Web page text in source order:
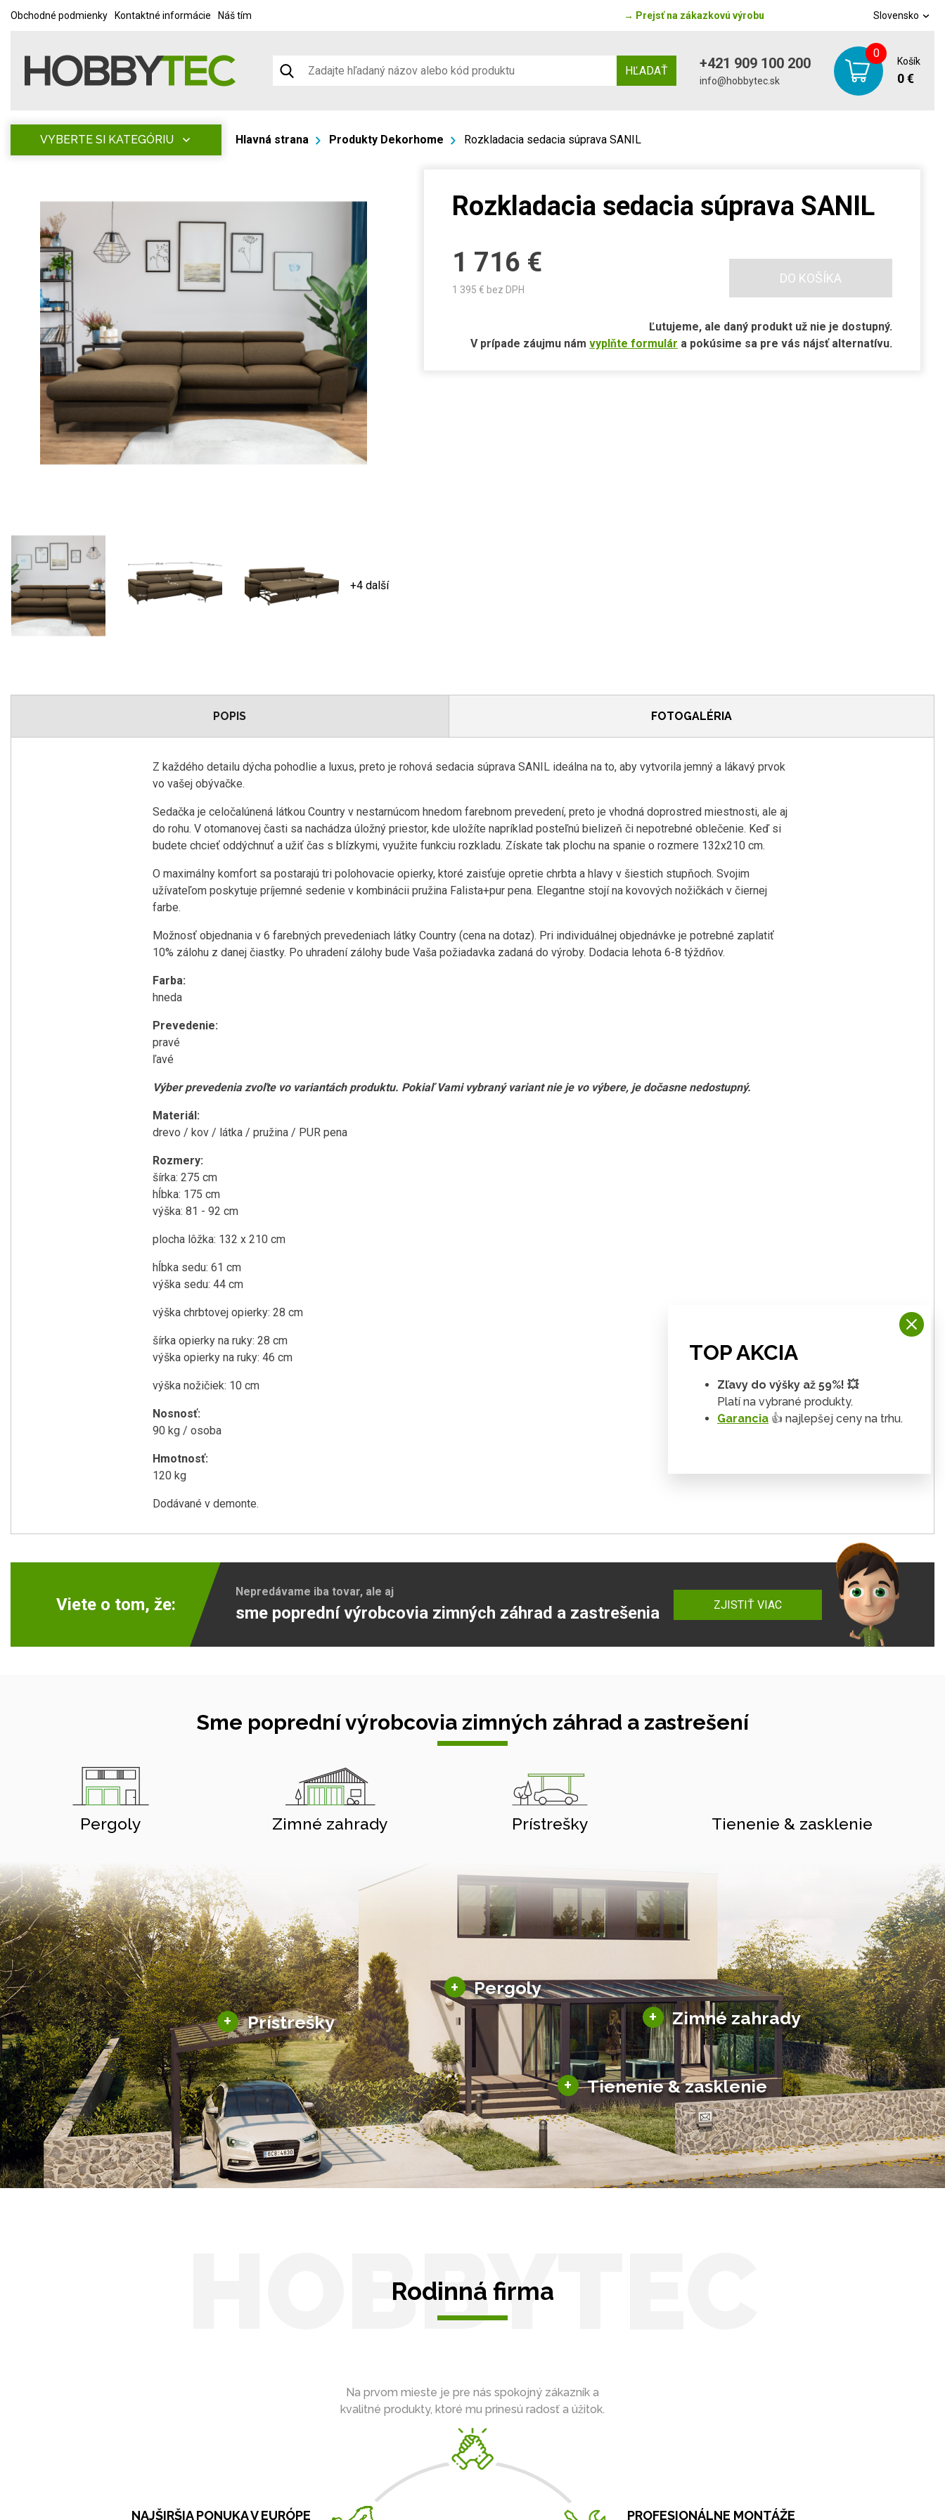
Obchodné podmienky Kontaktné informácie Náš tím → Prejsť na zákazkovú výrobu Slovensko
HĽADAŤ +421 909 100 200
info@hobbytec.sk
0
Košík
0 €
VYBERTE SI KATEGÓRIU Hlavná strana Produkty Dekorhome Rozkladacia sedacia súprava SANIL
+4 další
Rozkladacia sedacia súprava SANIL
1 716 €
1 395 € bez DPH
DO KOŠÍKA
Ľutujeme, ale daný produkt už nie je dostupný.
V prípade záujmu nám vyplňte formulár a pokúsime sa pre vás nájsť alternatívu.
POPIS FOTOGALÉRIA
Z každého detailu dýcha pohodlie a luxus, preto je rohová sedacia súprava SANIL ideálna na to, aby vytvorila jemný a lákavý prvok
vo vašej obývačke.
Sedačka je celočalúnená látkou Country v nestarnúcom hnedom farebnom prevedení, preto je vhodná doprostred miestnosti, ale aj
do rohu. V otomanovej časti sa nachádza úložný priestor, kde uložíte napríklad posteľnú bielizeň či nepotrebné oblečenie. Keď si
budete chcieť oddýchnuť a užiť čas s blízkymi, využite funkciu rozkladu. Získate tak plochu na spanie o rozmere 132x210 cm.
O maximálny komfort sa postarajú tri polohovacie opierky, ktoré zaisťuje opretie chrbta a hlavy v šiestich stupňoch. Svojim
užívateľom poskytuje príjemné sedenie v kombinácii pružina Falista+pur pena. Elegantne stojí na kovových nožičkách v čiernej
farbe.
Možnosť objednania v 6 farebných prevedeniach látky Country (cena na dotaz). Pri individuálnej objednávke je potrebné zaplatiť
10% zálohu z danej čiastky. Po uhradení zálohy bude Vaša požiadavka zadaná do výroby. Dodacia lehota 6-8 týždňov.
Farba:
hneda
Prevedenie:
pravé
ľavé
Výber prevedenia zvoľte vo variantách produktu. Pokiaľ Vami vybraný variant nie je vo výbere, je dočasne nedostupný.
Materiál:
drevo / kov / látka / pružina / PUR pena
Rozmery:
šírka: 275 cm
hĺbka: 175 cm
výška: 81 - 92 cm
plocha lôžka: 132 x 210 cm
hĺbka sedu: 61 cm
výška sedu: 44 cm
výška chrbtovej opierky: 28 cm
šírka opierky na ruky: 28 cm
výška opierky na ruky: 46 cm
výška nožičiek: 10 cm
Nosnosť:
90 kg / osoba
Hmotnosť:
120 kg
Dodávané v demonte.
Viete o tom, že:
Nepredávame iba tovar, ale aj
sme poprední výrobcovia zimných záhrad a zastrešenia ZJISTIŤ VIAC
Sme poprední výrobcovia zimných záhrad a zastrešení
Pergoly Zimné zahrady Prístrešky Tienenie & zasklenie
+ Pergoly
Hliníkové pergoly
Bioklimatické pergoly
Altány a zastrešenie
Solárne pergoly
+ Zimné zahrady
Sezónne zimné záhrady
Hliníkové zimné záhrady
Posuvné zimné záhrady
Solárne zimné záhrady
+ Prístrešky
Hliníkové prístrešky
Solárne prístrešky pre auto
+ Tienenie & zasklenie
Tienenie
Zasklenie
HOBBYTEC
Rodinná firma
Na prvom mieste je pre nás spokojný zákazník a
kvalitné produkty, ktoré mu prinesú radosť a úžitok.
PROFESIONÁLNE MONTÁŽE
NAJŠIRŠIA PONUKA V EURÓPE
TOP AKCIA
Zľavy do výšky až 59%! 💥
Platí na vybrané produkty.
Garancia 👍 najlepšej ceny na trhu.